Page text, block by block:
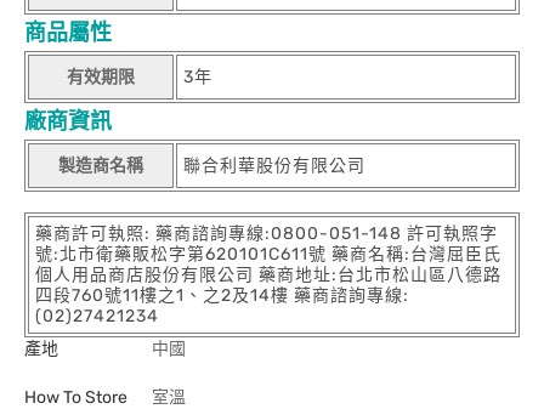
商品屬性
有效期限 3年
廠商資訊
製造商名稱 聯合利華股份有限公司
藥商許可執照: 藥商諮詢專線:0800-051-148 許可執照字
號:北市衛藥販松字第620101C611號 藥商名稱:台灣屈臣氏
個人用品商店股份有限公司 藥商地址:台北市松山區八德路
四段760號11樓之1、之2及14樓 藥商諮詢專線:
(02)27421234
產地
中國
How To Store 室溫